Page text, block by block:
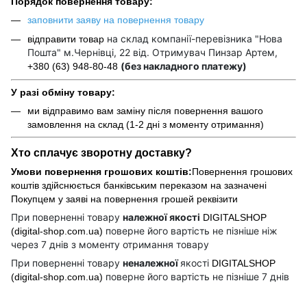
заповнити заяву на повернення товару
відправити товар на склад компанії-перевізника "Нова
Пошта" м.Чернівці, 22 від. Отримувач Пинзар Артем,
+380 (63) 948-80-48 (без накладного платежу)
У разі обміну товару:
ми відправимо вам заміну після повернення вашого
замовлення на склад (1-2 дні з моменту отримання)
Хто сплачує зворотну доставку?
Умови повернення грошових коштів:Повернення грошових
коштів здійснюється банківським переказом на зазначені
Покупцем у заяві на повернення грошей реквізити
При поверненні товару належної якості DIGITALSHOP
(digital-shop.com.ua) поверне його вартість не пізніше ніж
через 7 днів з моменту отримання товару
При поверненні товару неналежноїякості DIGITALSHOP
(digital-shop.com.ua) поверне його вартість не пізніше 7 днів